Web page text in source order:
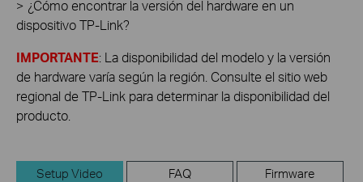
> ¿Cómo encontrar la versión del hardware en un
dispositivo TP-Link?
IMPORTANTE: La disponibilidad del modelo y la versión
de hardware varía según la región. Consulte el sitio web
regional de TP-Link para determinar la disponibilidad del
producto.
Setup Video FAQ Firmware